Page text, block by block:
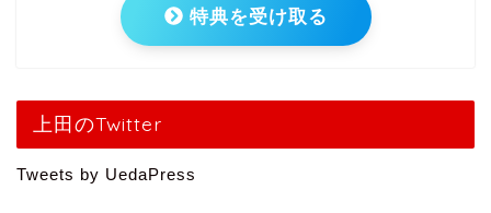
特典を受け取る
上田のTwitter
Tweets by UedaPress